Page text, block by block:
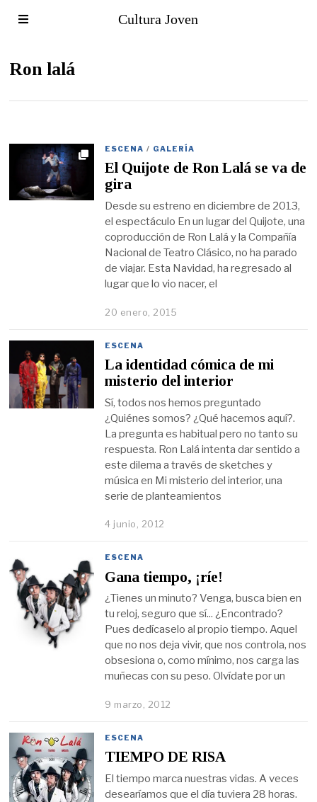
Cultura Joven
Ron lalá
ESCENA / GALERÍA
El Quijote de Ron Lalá se va de
gira
Desde su estreno en diciembre de 2013,
el espectáculo En un lugar del Quijote, una
coproducción de Ron Lalá y la Compañía
Nacional de Teatro Clásico, no ha parado
de viajar. Esta Navidad, ha regresado al
lugar que lo vio nacer, el
20 enero, 2015
ESCENA
La identidad cómica de mi
misterio del interior
Sí, todos nos hemos preguntado
¿Quiénes somos? ¿Qué hacemos aquí?.
La pregunta es habitual pero no tanto su
respuesta. Ron Lalá intenta dar sentido a
este dilema a través de sketches y
música en Mi misterio del interior, una
serie de planteamientos
4 junio, 2012
ESCENA
Gana tiempo, ¡ríe!
¿Tienes un minuto? Venga, busca bien en
tu reloj, seguro que sí... ¿Encontrado?
Pues dedícaselo al propio tiempo. Aquel
que no nos deja vivir, que nos controla, nos
obsesiona o, como mínimo, nos carga las
muñecas con su peso. Olvídate por un
9 marzo, 2012
ESCENA
TIEMPO DE RISA
El tiempo marca nuestras vidas. A veces
desearíamos que el día tuviera 28 horas.